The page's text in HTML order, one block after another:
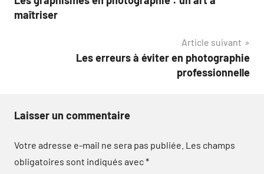
de
maîtriser
Article suivant
Les erreurs à éviter en photographie
professionnelle
Laisser un commentaire
Votre adresse e-mail ne sera pas publiée. Les champs
obligatoires sont indiqués avec*